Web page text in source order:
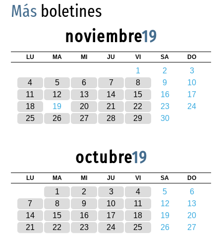
Más boletines
noviembre19
LU MA MI JU VI SA DO
1 2
3
4
5 6 7 8 9
10
11
12 13 14 15 16
17
18
19 20 21 22 23
24
25
26 27 28 29 30
octubre19
LU MA MI JU VI SA DO
1 2 3 4 5
6
7
8 9 10 11 12
13
14
15 16 17 18 19
20
21
22 23 24 25 26
27